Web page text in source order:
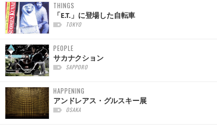
THINGS
「E.T.」に登場した自転車
TOKYO
PEOPLE
サカナクション
SAPPORO
HAPPENING
アンドレアス・グルスキー展
OSAKA